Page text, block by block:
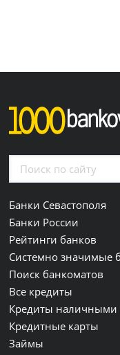
Банки Севастополя
Банки России
Рейтинги банков
Системно значимые
Поиск банкоматов
Все кредиты
Кредиты наличными
Кредитные карты
Займы